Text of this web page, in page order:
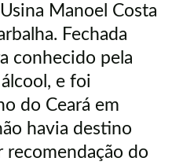
Manoel Costa
Fechada
conhecido pela
e foi
do Ceará em
havia destino
do